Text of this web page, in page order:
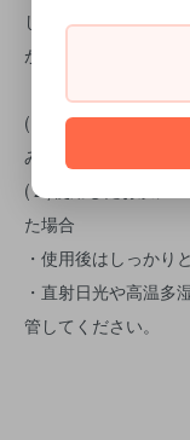
してください。その
がありますので、皮
(１)使用中、赤味、
み等の異常が現れた場
(２)使用したお肌に
た場合
・使用後はしっかり
・直射日光や高温多
管してください。